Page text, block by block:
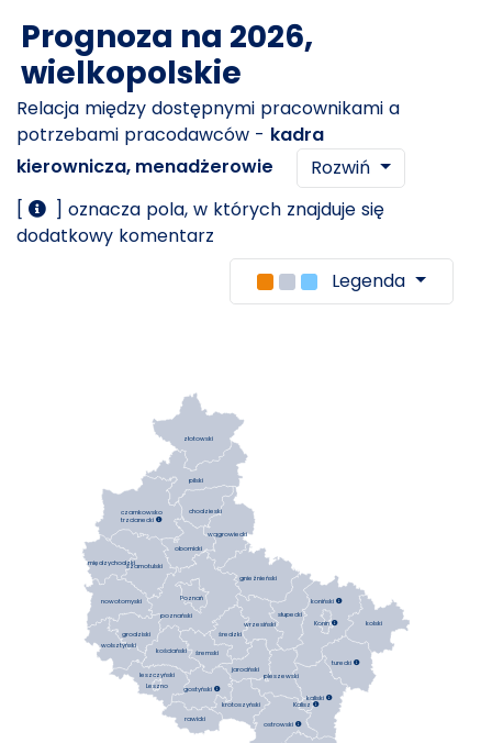
Prognoza na 2026,
wielkopolskie
Relacja między dostępnymi pracownikami a
potrzebami pracodawców - kadra
kierownicza, menadżerowie
Rozwiń
[
] oznacza pola, w których znajduje się
dodatkowy komentarz
Legenda
chodzieski
czarnkowsko
trzcianecki
gnieźnieński
gostyński 
grodziski
jarociński
kaliski
kolski
koniński 
kościański
krotoszyński
leszczyński
międzychodzki
nowotomyski
obornicki
ostrowski 
pilski
pleszewski
poznański
rawicki
słupecki
szamotulski
średzki
śremski
turecki
wągrowiecki
wolsztyński
wrzesiński
złotowski
Kalisz 
Konin
Leszno
Poznań